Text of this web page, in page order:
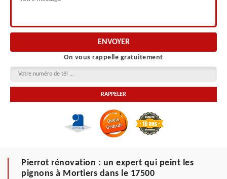
On vous rappelle gratuitement
Pierrot rénovation : un expert qui peint les
pignons à Mortiers dans le 17500